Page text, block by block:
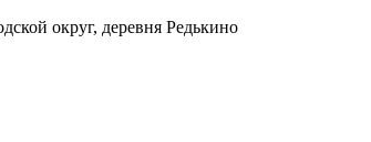
округ, деревня Редькино